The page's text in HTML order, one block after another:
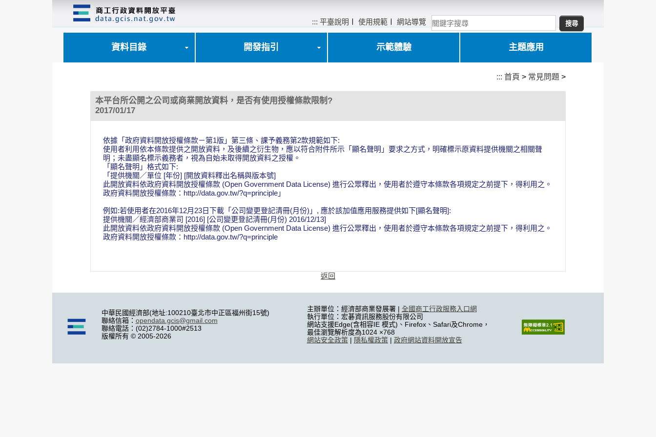
::: 平臺說明 〡使用規範 〡網站導覽
資料目錄 開發指引 示範體驗 主題應用
::: 首頁 > 常見問題 >
本平台所公開之公司或商業開放資料，是否有使用授權條款限制?
2017/01/17
依據「政府資料開放授權條款－第1版」第三條、課予義務第2款規範如下:
使用者利用依本條款提供之開放資料，及後續之衍生物，應以符合附件所示「顯名聲明」要求之方式，明確標示原資料提供機關之相關聲
明；未盡顯名標示義務者，視為自始未取得開放資料之授權。
「顯名聲明」格式如下:
「提供機關／單位 [年份] [開放資料釋出名稱與版本號]
此開放資料依政府資料開放授權條款 (Open Government Data License) 進行公眾釋出，使用者於遵守本條款各項規定之前提下，得利用之。
政府資料開放授權條款：http://data.gov.tw/?q=principle」
例如:若使用者在2016年12月23日下載「公司變更登記清冊(月份)」, 應於該加值應用服務提供如下[顯名聲明]:
提供機關／經濟部商業司 [2016] [公司變更登記清冊(月份) 2016/12/13]
此開放資料依政府資料開放授權條款 (Open Government Data License) 進行公眾釋出，使用者於遵守本條款各項規定之前提下，得利用之。
政府資料開放授權條款：http://data.gov.tw/?q=principle
返回
中華民國經濟部(地址:100210臺北市中正區福州街15號)
聯絡信箱： opendata.gcis@gmail.com
聯絡電話：(02)2784-1000#2513
版權所有 © 2005-2026
主辦單位：經濟部商業發展署 | 全國商工行政服務入口網
執行單位：宏碁資訊服務股份有限公司
網站支援Edge(含相容IE 模式)、Firefox、Safari及Chrome，
最佳瀏覽解析度為1024 ×768
網站安全政策| 隱私權政策| 政府網站資料開放宣告